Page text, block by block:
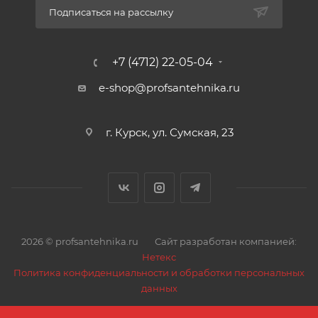
Подписаться на рассылку
+7 (4712) 22-05-04
e-shop@profsantehnika.ru
г. Курск, ул. Сумская, 23
2026 © profsantehnika.ru
Сайт разработан компанией:
Нетекс
Политика конфиденциальности и обработки персональных
данных